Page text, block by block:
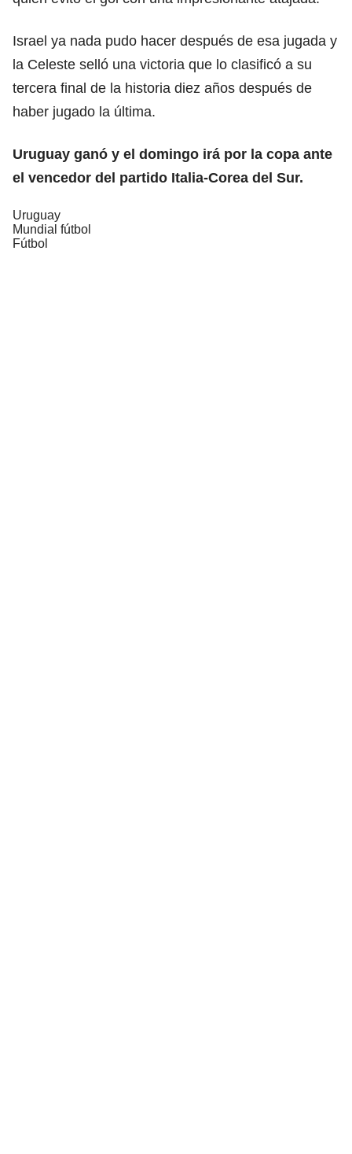
Israel ya nada pudo hacer después de esa jugada y
la Celeste selló una victoria que lo clasificó a su
tercera final de la historia diez años después de
haber jugado la última.
Uruguay ganó y el domingo irá por la copa ante
el vencedor del partido Italia-Corea del Sur.
Uruguay
Mundial fútbol
Fútbol